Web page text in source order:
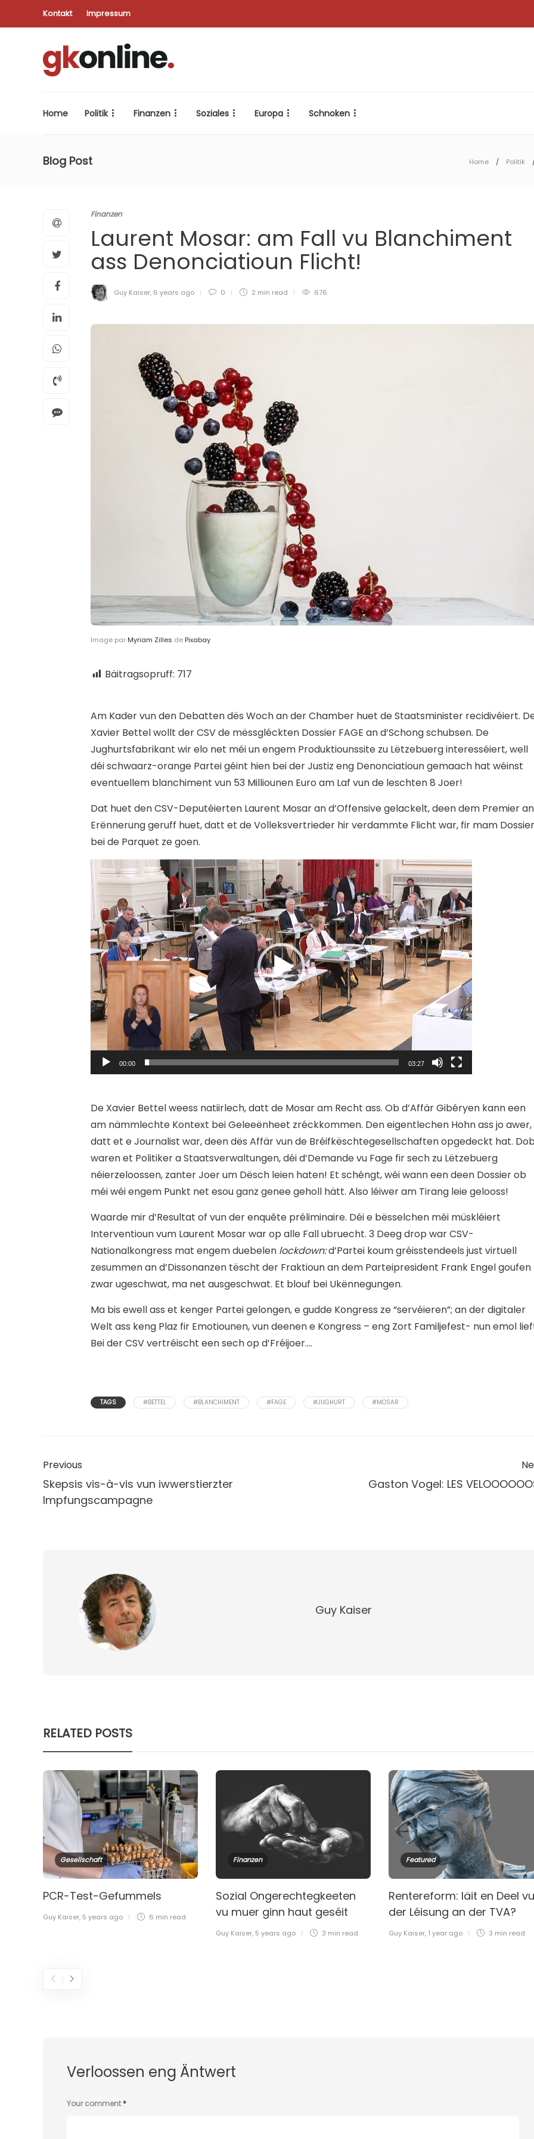
Kontakt Impressum
Home Politik Finanzen Soziales Europa Schnoken
Blog Post Home Politik
Finanzen
Laurent Mosar: am Fall vu Blanchiment
ass Denonciatioun Flicht!
Guy Kaiser, 6 years ago 0 2 min read 676
Image par Myriam Zilles de Pixabay
Bäitragsopruff: 717
Am Kader vun den Debatten dës Woch an der Chamber huet de Staatsminister recidivéiert.
Xavier Bettel wollt der CSV de mëssgléckten Dossier FAGE an d’Schong schubsen. De
Jughurtsfabrikant wir elo net méi un engem Produktiounssite zu Lëtzebuerg interesséiert, well
déi schwaarz-orange Partei géint hien bei der Justiz eng Denonciatioun gemaach hat wéinst
eventuellem blanchiment vun 53 Milliounen Euro am Laf vun de leschten 8 Joer!
Dat huet den CSV-Deputéierten Laurent Mosar an d’Offensive gelackelt, deen dem Premier an
Erënnerung geruff huet, datt et de Volleksvertrieder hir verdammte Flicht war, fir mam Dossier
bei de Parquet ze goen.
Video
Player
00:00 03:27
De Xavier Bettel weess natiirlech, datt de Mosar am Recht ass. Ob d’Affär Gibéryen kann een
am nämmlechte Kontext bei Geleeënheet zréckkommen. Den eigentlechen Hohn ass jo awer,
datt et e Journalist war, deen dës Affär vun de Bréifkëschtegesellschaften opgedeckt hat.
waren et Politiker a Staatsverwaltungen, déi d’Demande vu Fage fir sech zu Lëtzebuerg
néierzeloossen, zanter Joer um Dësch leien haten! Et schéngt, wéi wann een deen Dossier ob
méi wéi engem Punkt net esou ganz genee geholl hätt. Also léiwer am Tirang leie gelooss!
Waarde mir d’Resultat of vun der enquête préliminaire. Déi e bësselchen méi müskléiert
Interventioun vum Laurent Mosar war op alle Fall ubruecht. 3 Deeg drop war CSV-
Nationalkongress mat engem duebelen lockdown:d’Partei koum gréisstendeels just virtuell
zesummen an d’Dissonanzen tëscht der Fraktioun an dem Parteipresident Frank Engel goufen
zwar ugeschwat, ma net ausgeschwat. Et blouf bei Ukënnegungen.
Ma bis ewell ass et kenger Partei gelongen, e gudde Kongress ze “servéieren”; an der digitaler
Welt ass keng Plaz fir Emotiounen, vun deenen e Kongress – eng Zort Familjefest- nun emol
Bei der CSV vertréischt een sech op d’Fréijoer….
TAGS #BETTEL #BLANCHIMENT #FAGE #JUGHURT #MOSAR
Previous
Skepsis vis-à-vis vun iwwerstierzter
Impfungscampagne
Gaston Vogel: LES
Guy Kaiser
RELATED POSTS
Gesellschaft
PCR-Test-Gefummels
Guy Kaiser, 5 years ago 6 min read
Finanzen
Sozial Ongerechtegkeeten
vu muer ginn haut geséit
Guy Kaiser, 5 years ago 3 min read
Featured
Rentereform: läit en Deel
der Léisung an der TVA?
Guy Kaiser, 1 year ago 3 min read
Verloossen eng Äntwert
Your comment*